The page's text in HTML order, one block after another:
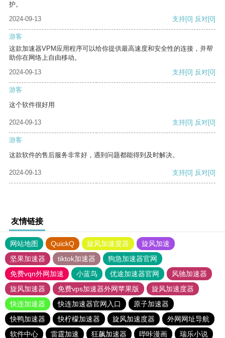
护。
2024-09-13
支持[0] 反对[0]
游客
这款加速器VPM应用程序可以给你提供最高速度和安全性的连接，并帮
助你在网络上自由移动。
2024-09-13
支持[0] 反对[0]
游客
这个软件很好用
2024-09-13 支持[0] 反对[0]
游客
这款软件的售后服务非常好，遇到问题都能得到及时解决。
2024-09-13 支持[0] 反对[0]
友情链接
网站地图 QuickQ 旋风加速度器
旋风加速
坚果加速器
tiktok加速器
狗急加速器官网
免费vqn外网加速
小蓝鸟 优途加速器官网
风驰加速器
旋风加速器
免费vps加速器外网苹果版
旋风加速度器
快连加速器
快连加速器官网入口
原子加速器
快鸭加速器
快柠檬加速器 旋风加速度器
外网网址导航
软件中心
雷霆加速 狂飙加速器 哔咔漫画 瑞乐小说